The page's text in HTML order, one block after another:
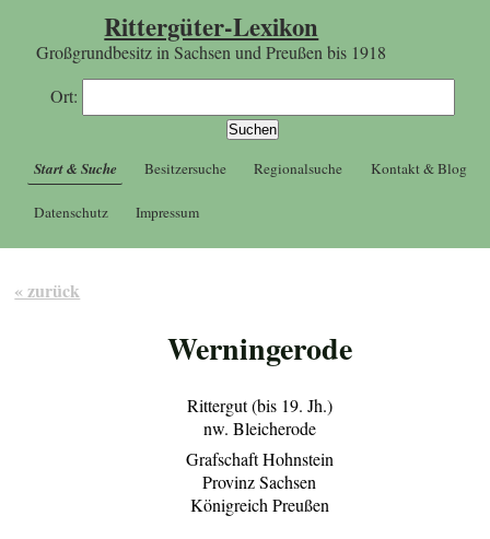
Rittergüter-Lexikon
Großgrundbesitz in Sachsen und Preußen bis 1918
Ort:
Start & Suche Besitzersuche Regionalsuche Kontakt & Blog
Datenschutz Impressum
« zurück
Werningerode
Rittergut (bis 19. Jh.)
nw. Bleicherode
Grafschaft Hohnstein
Provinz Sachsen
Königreich Preußen